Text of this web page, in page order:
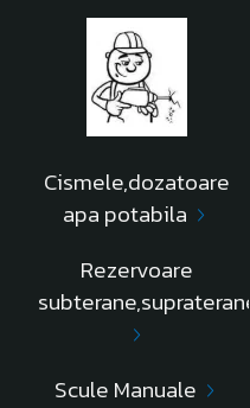
Cismele,dozatoare
apa potabila
Rezervoare
subterane,supraterane
Scule Manuale